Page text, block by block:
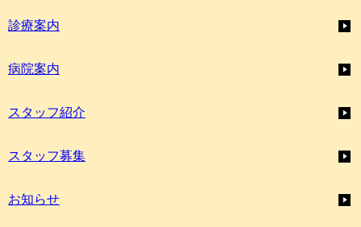
診療案内
病院案内
スタッフ紹介
スタッフ募集
お知らせ